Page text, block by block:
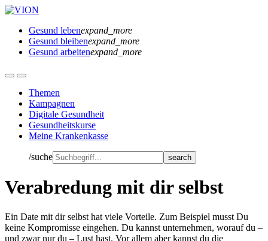
Gesund lebenexpand_more
Gesund bleibenexpand_more
Gesund arbeitenexpand_more
Themen
Kampagnen
Digitale Gesundheit
Gesundheitskurse
Meine Krankenkasse
/suche
Verabredung mit dir selbst
Ein Date mit dir selbst hat viele Vorteile. Zum Beispiel musst Du
keine Kompromisse eingehen. Du kannst unternehmen, worauf du –
und zwar nur du – Lust hast. Vor allem aber kannst du die